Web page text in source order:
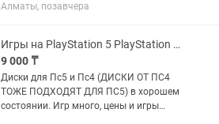
консолі (барлық сымдарымен) 4
(FIFA)...
Алматы, позавчера
Игры на PlayStation 5 PlayStation 4 Диски Gta5 Призрак Цусимы Фифа
9 000 ₸
Диски для Пс5 и Пс4 (ДИСКИ ОТ ПС4
ТОЖЕ ПОДХОДЯТ ДЛЯ ПС5) в хорошем
состоянии. Игр много, цены и игры